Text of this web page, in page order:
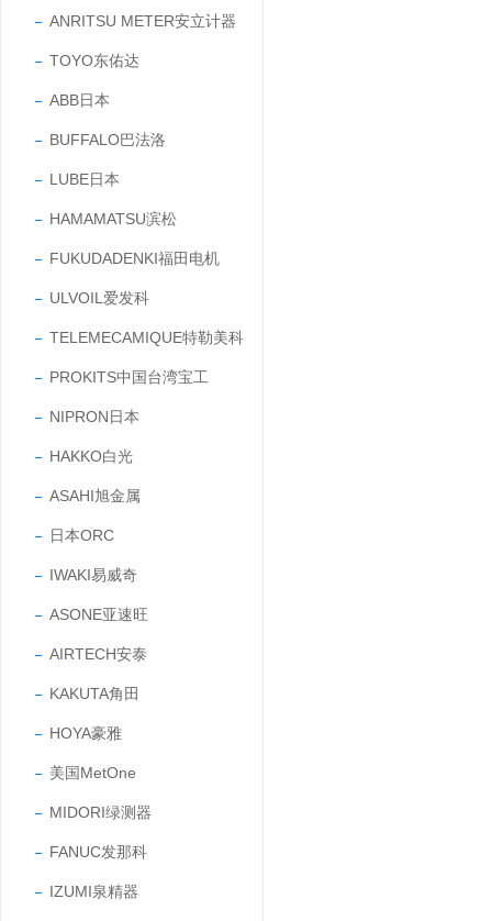
ANRITSU METER安立计器
TOYO东佑达
ABB日本
BUFFALO巴法洛
LUBE日本
HAMAMATSU滨松
FUKUDADENKI福田电机
ULVOIL爱发科
TELEMECAMIQUE特勒美科
PROKITS中国台湾宝工
NIPRON日本
HAKKO白光
ASAHI旭金属
日本ORC
IWAKI易威奇
ASONE亚速旺
AIRTECH安泰
KAKUTA角田
HOYA豪雅
美国MetOne
MIDORI绿测器
FANUC发那科
IZUMI泉精器